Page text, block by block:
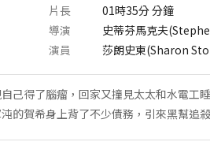
片長
01時35分分鐘
導演
史蒂芬馬克夫
演員
莎朗史東(Sharon
己得了腦瘤，回家又撞見太太和水電
的賀希身上背了不少債務，引來黑幫